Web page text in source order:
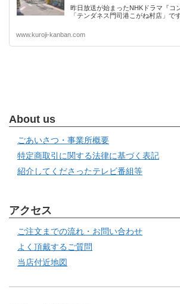
昨日放送が始まったNHKドラマ『コ
「テンダネス門司港こがね村店」で
www.kuroji-kanban.com
About us
ごあいさつ・事業所概要
特定商取引に関する法律に基づく表記
紹介してくださったテレビ番組等
アクセス
ご注文までの流れ・お問い合わせ
よく頂戴するご質問
当店付近地図